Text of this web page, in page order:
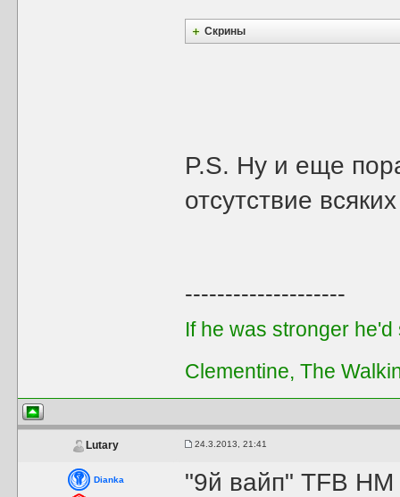
Скрины
P.S. Ну и еще
отсутствие
--------------------
If he was stronger
Clementine, The
Lutary 24.3.2013, 21:41
Dianka "9й вайп" TFB HM